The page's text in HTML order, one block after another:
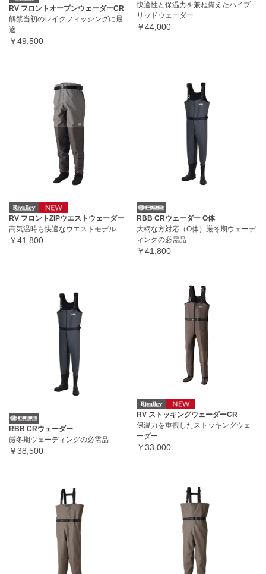
RV フロントオープンウェーダーCR
解禁当初のレイクフィッシングに最
適
￥49,500
快適性と保温力を兼ね備えたハイブ
リッドウェーダー
￥44,000
RV フロントZIPウエストウェーダー
高気温時も快適なウエストモデル
￥41,800
RBB CRウェーダー O体
大柄な方対応（O体）厳冬期ウェーデ
ィングの必需品
￥41,800
RBB CRウェーダー
厳冬期ウェーディングの必需品
￥38,500
RV ストッキングウェーダーCR
保温力を重視したストッキングウェ
ーダー
￥33,000